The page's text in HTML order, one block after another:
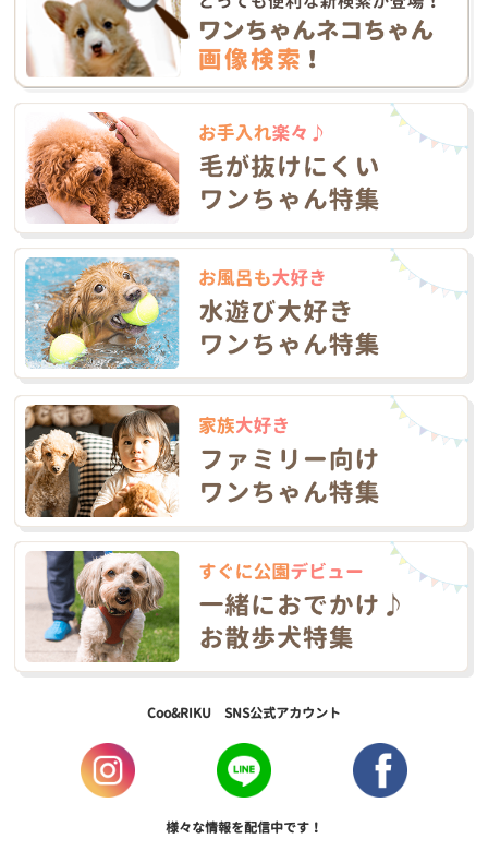
Coo&RIKU SNS公式アカウント
様々な情報を配信中です！